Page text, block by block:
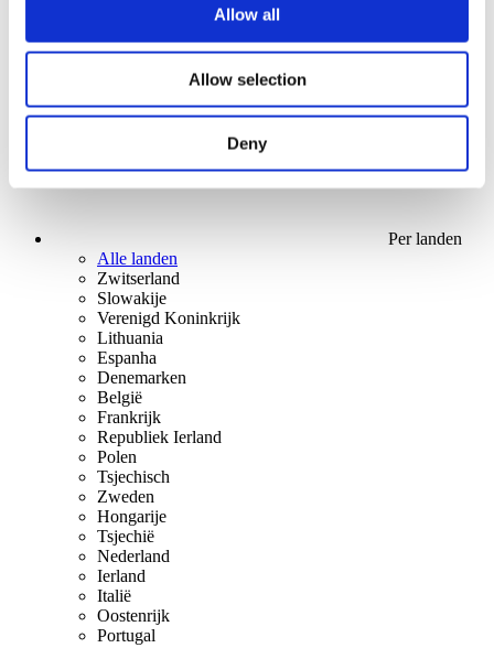
Allow all
Allow selection
Deny
Uden subgenre
Solliciteer
Per landen
Alle landen
Zwitserland
Slowakije
Verenigd Koninkrijk
Lithuania
Espanha
Denemarken
België
Frankrijk
Republiek Ierland
Polen
Tsjechisch
Zweden
Hongarije
Tsjechië
Nederland
Ierland
Italië
Oostenrijk
Portugal